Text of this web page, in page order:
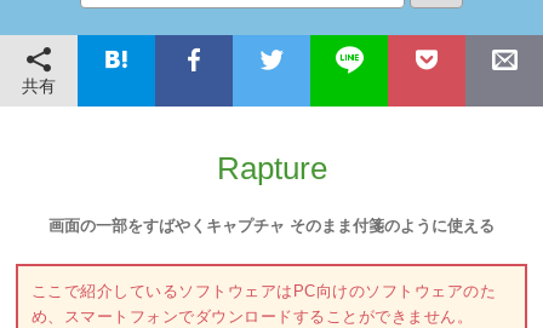
共有
Rapture
画面の一部をすばやくキャプチャ そのまま付箋のように使える
ここで紹介しているソフトウェアはPC向けのソフトウェアのた
め、スマートフォンでダウンロードすることができません。